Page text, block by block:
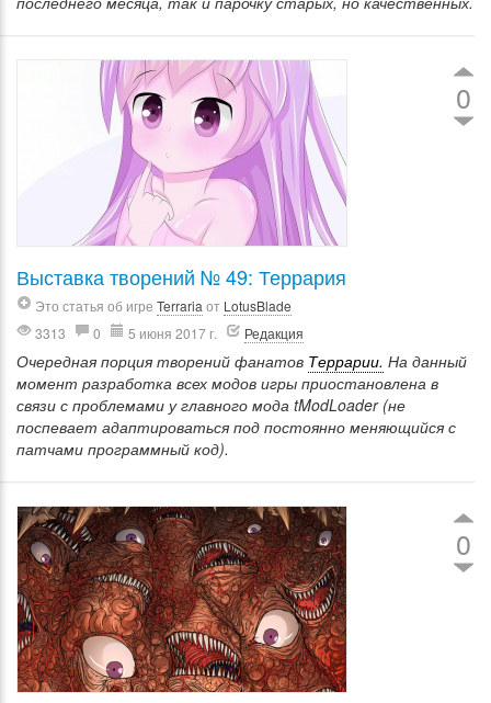
0
Выставка творений № 49: Террария
Это статья об игре Terraria от LotusBlade
3313
0 5 июня 2017 г. Редакция
Очередная порция творений фанатов Террарии. На данный
момент разработка всех модов игры приостановлена в
связи с проблемами у главного мода tModLoader (не
поспевает адаптироваться под постоянно меняющийся с
патчами программный код).
0